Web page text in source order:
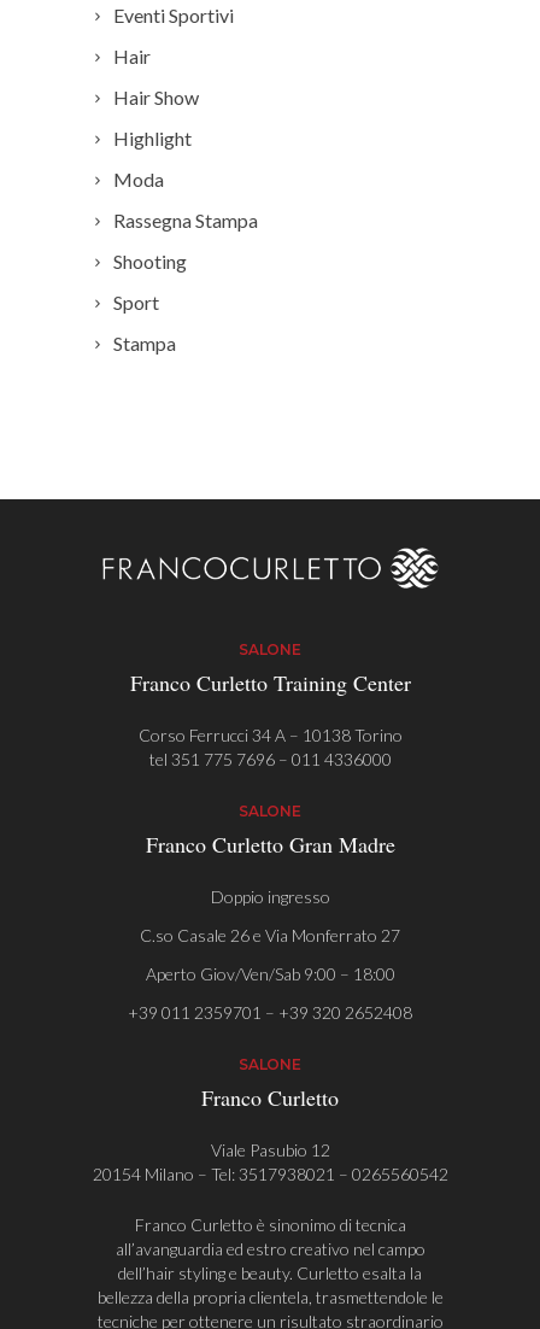
Eventi Sportivi
Hair
Hair Show
Highlight
Moda
Rassegna Stampa
Shooting
Sport
Stampa
SALONE
Franco Curletto Training Center
Corso Ferrucci 34 A – 10138 Torino
tel 351 775 7696– 011 4336000
SALONE
Franco Curletto Gran Madre
Doppio ingresso
C.so Casale 26 e Via Monferrato 27
Aperto Giov/Ven/Sab 9:00 – 18:00
+39 011 2359701 – +39 320 2652408
SALONE
Franco Curletto
Viale Pasubio 12
20154 Milano – Tel:3517938021 – 0265560542
Franco Curletto è sinonimo di tecnica
all’avanguardia ed estro creativo nel campo
dell’hair styling e beauty. Curletto esalta la
bellezza della propria clientela, trasmettendole le
tecniche per ottenere un risultato straordinario